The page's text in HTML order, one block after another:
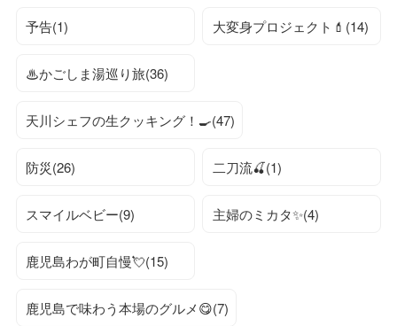
予告(1) 大変身プロジェクト💄(14)
♨かごしま湯巡り旅(36)
天川シェフの生クッキング！🍳(47)
防災(26) 二刀流🍒(1)
スマイルベビー(9) 主婦のミカタ✨(4)
鹿児島わが町自慢💘(15)
鹿児島で味わう本場のグルメ😋(7)